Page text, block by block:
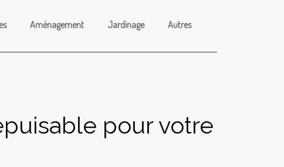
Aménagement Jardinage Autres
pour votre